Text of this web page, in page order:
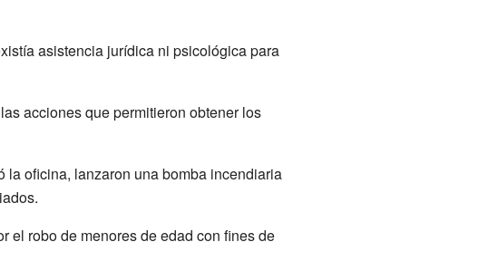
asistencia jurídica ni psicológica para
acciones que permitieron obtener los
la oficina, lanzaron una bomba incendiaria
el robo de menores de edad con fines de